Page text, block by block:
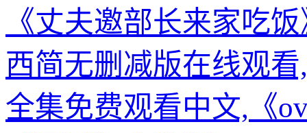
《丈夫邀部长来家吃
西简无删减版在线观
全集免费观看中文,《